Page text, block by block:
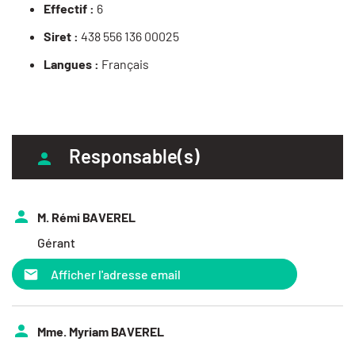
Effectif : 6
Siret : 438 556 136 00025
Langues : Français
Responsable(s)
M. Rémi BAVEREL
Gérant
Afficher l'adresse email
Mme. Myriam BAVEREL